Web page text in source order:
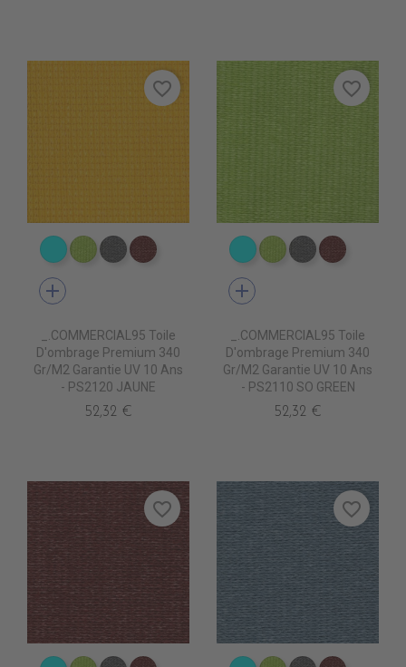
PS2050 CIEL
PS2110 SO GREEN
PS2030 STONE
PS2080 LIE DE VIN
add
_.COMMERCIAL95 Toile
D'ombrage Premium 340
Gr/m2 Garantie UV 10 Ans
- PS2120 JAUNE
52,32 €
favorite_border
PS2050 CIEL
PS2110 SO GREEN
PS2030PS2080
add
_.COMMERCIAL95 Toile
D'ombrage Premium 340
Gr/m2 Garantie UV 10 Ans
- PS2110 SO GREEN
52,32 €
favorite_border
favorite_border favorite_border